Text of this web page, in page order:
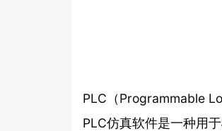
PLC（Programmable
PLC仿真软件是一种用